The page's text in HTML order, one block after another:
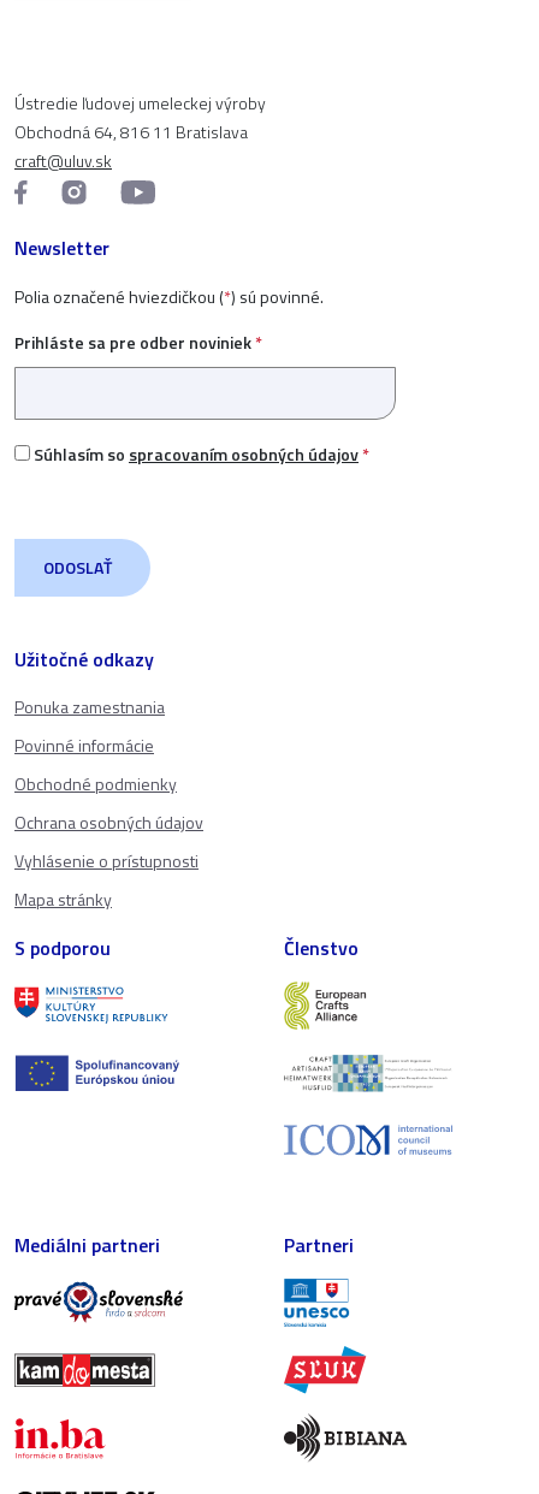
Užitočné odkazy
Ponuka zamestnania
Povinné informácie
Obchodné podmienky
Ochrana osobných údajov
Vyhlásenie o prístupnosti
Mapa stránky
Ústredie ľudovej umeleckej výroby
Obchodná 64, 816 11 Bratislava
craft@uluv.sk
Newsletter
Polia označené hviezdičkou (*) sú povinné.
Prihláste sa pre odber noviniek*
Súhlasím so spracovaním osobných údajov*
S podporou Členstvo
Mediálni partneri Partneri